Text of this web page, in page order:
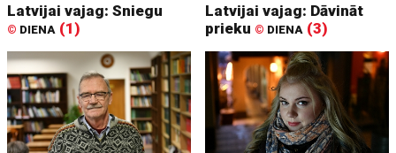
Latvijai vajag: Sniegu
© DIENA (1)
Latvijai vajag: Dāvināt
prieku © DIENA (3)